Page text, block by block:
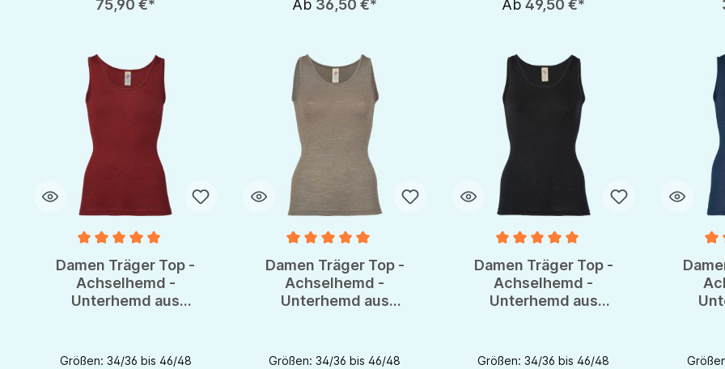
75,90 €* Ab 36,50 €* Ab49,50 €*
Durchschnittliche Bewertung von 5 von 5 Sternen
Damen Träger Top -
Achselhemd -
Unterhemd aus
Größen: 34/36 bis 46/48
Durchschnittliche Bewertung von 5 von 5 Sternen
Damen Träger Top -
Achselhemd -
Unterhemd aus
Größen: 34/36 bis 46/48
Durchschnittliche Bewertung von 5 von 5
Damen Träger Top -
Achselhemd -
Unterhemd aus
Größen: 34/36 bis 46/48